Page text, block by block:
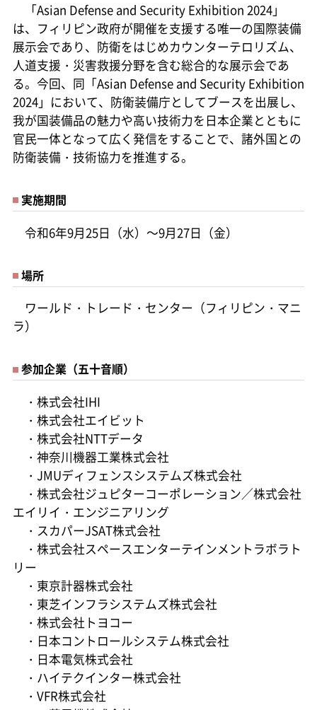
「Asian Defense and Security Exhibition 2024」
は、フィリピン政府が開催を支援する唯一の国際装備
展示会であり、防衛をはじめカウンターテロリズム、
人道支援・災害救援分野を含む総合的な展示会であ
る。今回、同「Asian Defense and Security Exhibition
2024」において、防衛装備庁としてブースを出展し、
我が国装備品の魅力や高い技術力を日本企業とともに
官民一体となって広く発信をすることで、諸外国との
防衛装備・技術協力を推進する。
実施期間
令和6年9月25日（水）～9月27日（金）
場所
ワールド・トレード・センター（フィリピン・マニ
ラ）
参加企業（五十音順）
・株式会社IHI
・株式会社エイビット
・株式会社NTTデータ
・神奈川機器工業株式会社
・JMUディフェンスシステムズ株式会社
・株式会社ジュピターコーポレーション／株式会社
エイリイ・エンジニアリング
・スカパーJSAT株式会社
・株式会社スペースエンターテインメントラボラト
リー
・東京計器株式会社
・東芝インフラシステムズ株式会社
・株式会社トヨコー
・日本コントロールシステム株式会社
・日本電気株式会社
・ハイテクインター株式会社
・VFR株式会社